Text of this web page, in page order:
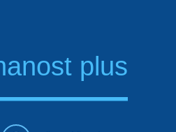
plus